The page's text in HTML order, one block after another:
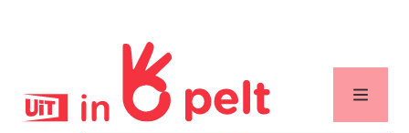
Menu